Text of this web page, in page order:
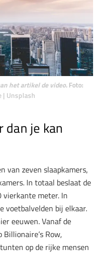
het artikel de video.Foto:
| Unsplash
dan je kan
van zeven slaapkamers,
In totaal beslaat de
vierkante meter. In
voetbalvelden bij elkaar.
eeuwen. Vanaf de
Billionaire’s Row,
op de rijke mensen